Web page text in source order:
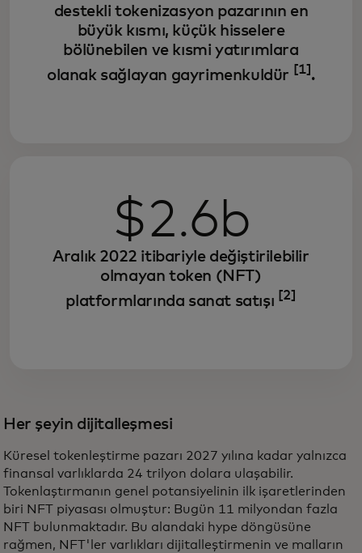
destekli tokenizasyon pazarının en
büyük kısmı, küçük hisselere
bölünebilen ve kısmi yatırımlara
olanak sağlayan gayrimenkuldür [1] .
$2.6b
Aralık 2022 itibariyle değiştirilebilir
olmayan token (NFT)
platformlarında sanat satışı [2]
Her şeyin dijitalleşmesi
Küresel tokenleştirme pazarı 2027 yılına kadar yalnızca
finansal varlıklarda 24 trilyon dolara ulaşabilir.
Tokenlaştırmanın genel potansiyelinin ilk işaretlerinden
biri NFT piyasası olmuştur: Bugün 11 milyondan fazla
NFT bulunmaktadır. Bu alandaki hype döngüsüne
rağmen, NFT'ler varlıkları dijitalleştirmenin ve malların